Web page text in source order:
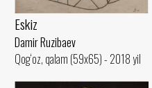
Eskiz
Damir Ruzibaev
Qog‘oz, qalam (59x65) - 2018 yil